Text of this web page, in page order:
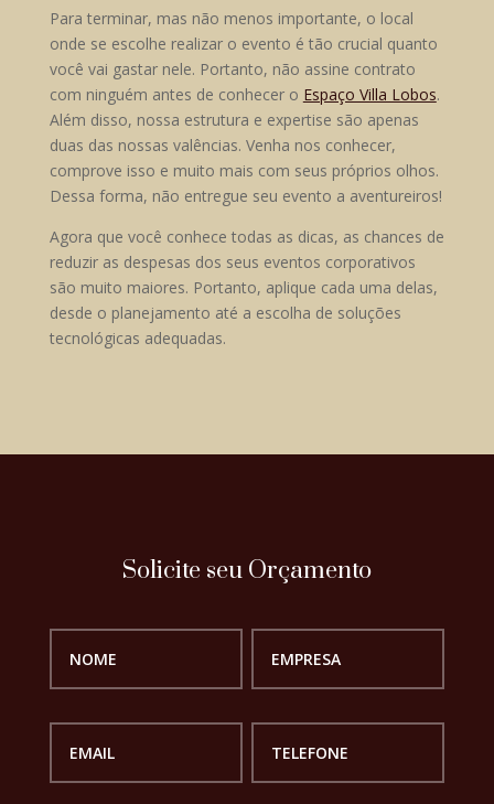
Para terminar, mas não menos importante, o local
onde se escolhe realizar o evento é tão crucial quanto
você vai gastar nele. Portanto, não assine contrato
com ninguém antes de conhecer o Espaço Villa Lobos.
Além disso, nossa estrutura e expertise são apenas
duas das nossas valências. Venha nos conhecer,
comprove isso e muito mais com seus próprios olhos.
Dessa forma, não entregue seu evento a aventureiros!
Agora que você conhece todas as dicas, as chances de
reduzir as despesas dos seus eventos corporativos
são muito maiores. Portanto, aplique cada uma delas,
desde o planejamento até a escolha de soluções
tecnológicas adequadas.
Solicite seu Orçamento